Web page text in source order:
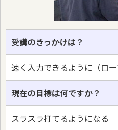
受講のきっかけは？
速く入力できるように（ロー
現在の目標は何ですか？
スラスラ打てるようになる